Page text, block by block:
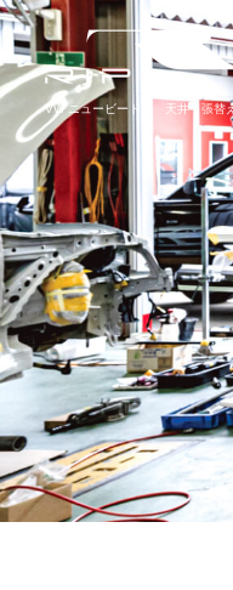
VW ニュービートル 天井 張替